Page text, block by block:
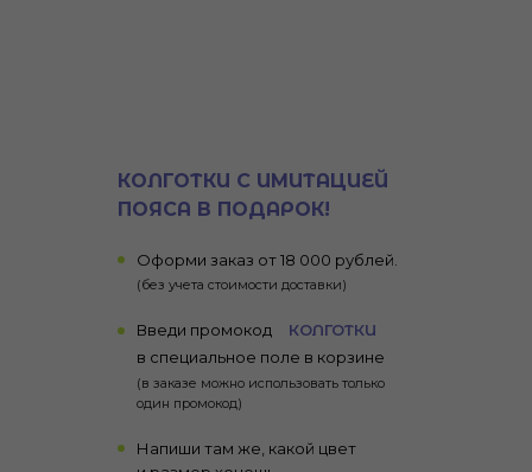
Оформи заказ от 18 000 рублей.
(без учета стоимости доставки)
(в заказе можно использовать только
один промокод)
КОЛГОТКИ С ИМИТАЦИЕЙ
ПОЯСА В ПОДАРОК!
в специальное поле в корзине
Введи промокод
Напиши там же, какой цвет
КОЛГОТКИ